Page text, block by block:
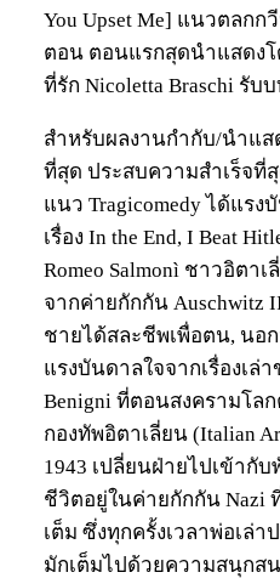
You Upset Me] แนวตลก
ตอน ตอนแรกสุดนำแสดง
ที่รัก Nicoletta Braschi รับ
สำหรับผลงานกำกับ/นำแส
ที่สุด ประสบความสำเร็จที่
แนว Tragicomedy ได้แร
เรื่อง In the End, I Beat
Romeo Salmonì ชาวอิตา
จากค่ายกักกัน Auschwitz
ชายได้สละชีพเพื่อตน, นอ
แรงบันดาลใจจากเรื่องเล่
Benigni ที่ตอนสงครามโล
กองทัพอิตาเลี่ยน (Italian
1943 เปลี่ยนฝ่ายไปเข้ากั
ชีวิตอยู่ในค่ายกักกัน Nazi ที่
เต็ม ซึ่งทุกครั้งเวลาพ่อเล่
มักเต็มไปด้วยความสนุกสน